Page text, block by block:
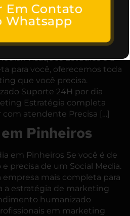
dos Campos ou da região e
A Isaques Estúdios é a
para você, oferecemos toda
que você precisa.
Suporte 24H por dia
Estratégia completa
com atendente Precisa […]
Pinheiros
em Pinheiros Se você é de
precisa de um Social Media.
empresa mais completa para
a estratégia de marketing
humanizado
em marketing
Em Contato
Whatsapp